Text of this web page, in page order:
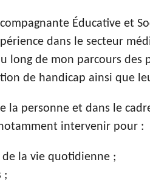
Éducative et
dans le secteur
long de mon parcours des
de handicap ainsi que
la personne et dans le
intervenir pour :
de la vie quotidienne ;
;